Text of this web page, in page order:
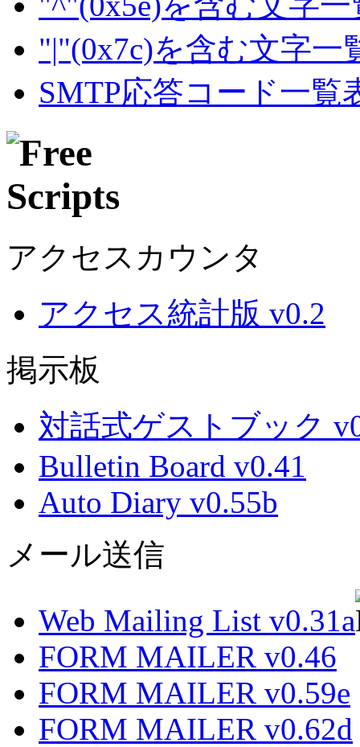
"|"(0x7c)を含む文字一
SMTP応答コード一覧
アクセスカウンタ
アクセス統計版 v0.2
掲示板
対話式ゲストブック
Bulletin Board v0.41
Auto Diary v0.55b
メール送信
Web Mailing List v0.31a
FORM MAILER v0.46
FORM MAILER v0.59e
FORM MAILER v0.62d